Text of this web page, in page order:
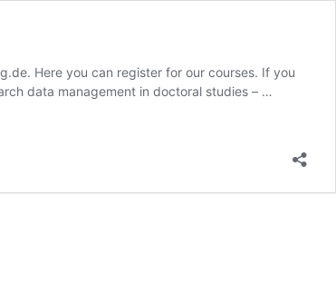
. Here you can register for our courses. If you
data management in doctoral studies – …